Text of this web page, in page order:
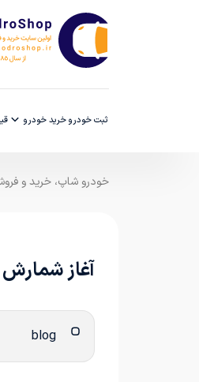
ثبت خودروخرید خودرو
خودرو شاپ، خرید و فروش خودرو
آغاز